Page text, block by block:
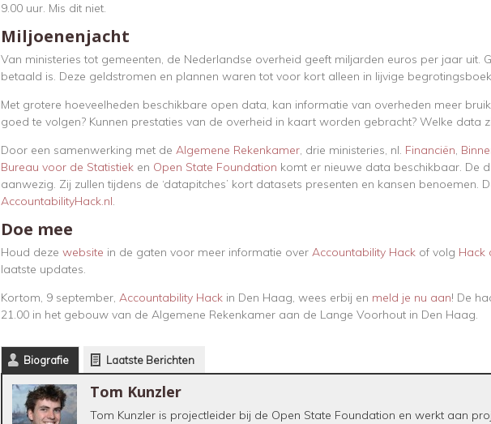
9.00 uur. Mis dit niet.
Miljoenenjacht
Van ministeries tot gemeenten, de Nederlandse overheid geeft miljarden euros per jaar
betaald is. Deze geldstromen en plannen waren tot voor kort alleen in lijvige
Met grotere hoeveelheden beschikbare open data, kan informatie van overheden meer
goed te volgen? Kunnen prestaties van de overheid in kaart worden gebracht? Welke data
Door een samenwerking met de Algemene Rekenkamer, drie ministeries, nl. Financiën,
Bureau voor de Statistiek en Open State Foundation komt er nieuwe data beschikbaar. De
aanwezig. Zij zullen tijdens de ‘datapitches’ kort datasets presenten en kansen benoemen.
AccountabilityHack.nl.
Doe mee
Houd deze website in de gaten voor meer informatie over Accountability Hack of volg Hack
laatste updates.
Kortom, 9 september, Accountability Hack in Den Haag, wees erbij en meld je nu aan! De
21.00 in het gebouw van de Algemene Rekenkamer aan de Lange Voorhout in Den Haag.
Biografie Laatste Berichten
Tom Kunzler
Tom Kunzler is projectleider bij de Open State Foundation en werkt aan